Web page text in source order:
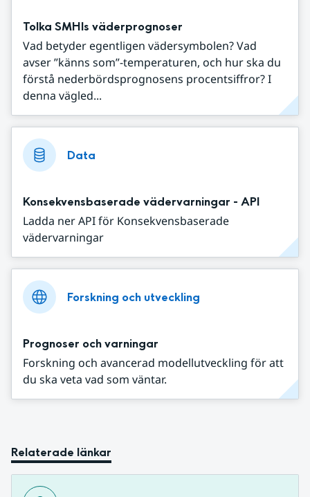
Tolka SMHIs väderprognoser
Vad betyder egentligen vädersymbolen? Vad
avser ”känns som”-temperaturen, och hur ska du
förstå nederbördsprognosens procentsiffror? I
denna vägled...
Data
Konsekvensbaserade vädervarningar - API
Ladda ner API för Konsekvensbaserade
vädervarningar
Forskning och utveckling
Prognoser och varningar
Forskning och avancerad modellutveckling för att
du ska veta vad som väntar.
Relaterade länkar